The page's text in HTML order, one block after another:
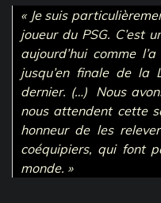
« Je suis
joueur du PSG. C’est
aujourd’hui comme
jusqu’en finale de la
dernier. (…) Nous
nous attendent cette
honneur de les
coéquipiers, qui font
monde. »